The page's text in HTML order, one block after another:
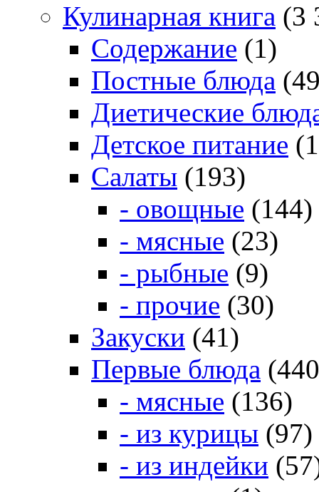
Кулинарная книга (3
Содержание (1)
Постные блюда
Диетические
Детское питание
Салаты (193)
- овощные (144)
- мясные (23)
- рыбные (9)
- прочие (30)
Закуски (41)
Первые блюда
- мясные (136)
- из курицы (97)
- из индейки